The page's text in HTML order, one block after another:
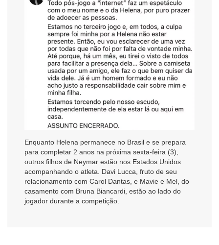
Enquanto Helena permanece no Brasil e se prepara
para completar 2 anos na próxima sexta-feira (3),
outros filhos de Neymar estão nos Estados Unidos
acompanhando o atleta. Davi Lucca, fruto de seu
relacionamento com Carol Dantas, e Mavie e Mel, do
casamento com Bruna Biancardi, estão ao lado do
jogador durante a competição.